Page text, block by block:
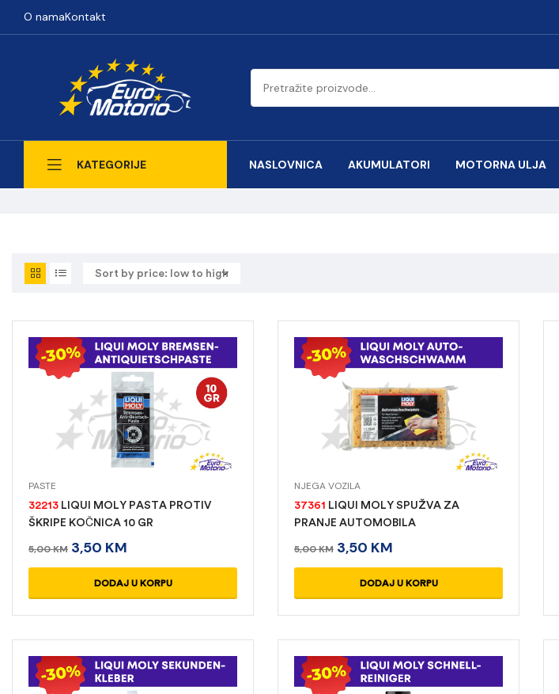
O namaKontakt
KATEGORIJE NASLOVNICA AKUMULATORI MOTORNA ULJA
PASTE
32213 LIQUI MOLY PASTA PROTIV
ŠKRIPE KOČNICA 10 GR
5,00KM 3,50 KM
DODAJ U KORPU
NJEGA VOZILA
37361 LIQUI MOLY SPUŽVA ZA
PRANJE AUTOMOBILA
5,00KM 3,50 KM
DODAJ U KORPU